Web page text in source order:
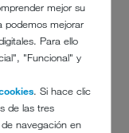
mejor su
podemos mejorar
Para ello
"Funcional" y
. Si hace clic
de las tres
navegación en